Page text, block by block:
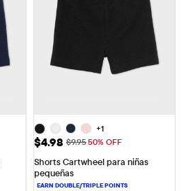
+1
Precio de venta: $4.98
$4.98 Precio original: $9.95
$9.9550% OFF
Shorts Cartwheel para niñas
pequeñas